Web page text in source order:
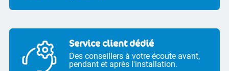
Service client dédié
Des conseillers à votre écoute avant,
pendant et après l'installation.